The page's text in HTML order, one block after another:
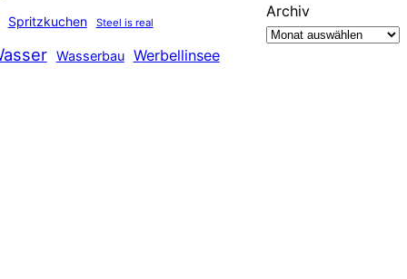
Spritzkuchen Steel is real
Wasserbau Werbellinsee
Archiv